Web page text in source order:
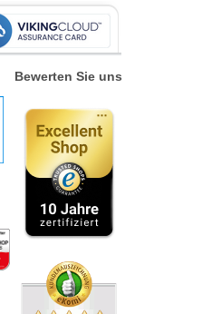
Bewerten Sie uns